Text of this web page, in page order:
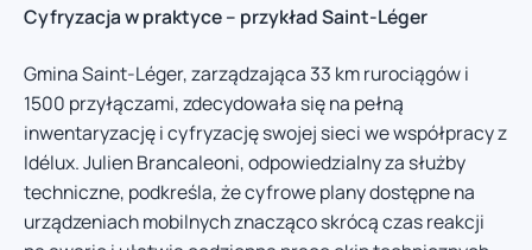
Cyfryzacja w praktyce – przykład Saint-Léger
Gmina Saint-Léger, zarządzająca 33 km rurociągów i
1500 przyłączami, zdecydowała się na pełną
inwentaryzację i cyfryzację swojej sieci we współpracy z
Idélux. Julien Brancaleoni, odpowiedzialny za służby
techniczne, podkreśla, że cyfrowe plany dostępne na
urządzeniach mobilnych znacząco skrócą czas reakcji